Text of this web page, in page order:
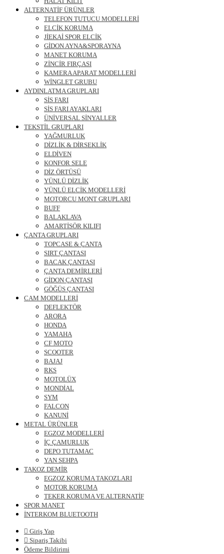
ALTERNATİF ÜRÜNLER
TELEFON TUTUCU MODELLERİ
ELCİK KORUMA
JİEKAİ SPOR ELCİK
GİDON AYNA&SPORAYNA
MANET KORUMA
ZİNCİR FIRÇASI
KAMERA APARAT MODELLERİ
WİNGLET GRUBU
AYDINLATMA GRUPLARI
SİS FARI
SİS FARI AYAKLARI
ÜNİVERSAL SİNYALLER
TEKSTİL GRUPLARI
YAĞMURLUK
DİZLİK & DİRSEKLİK
ELDİVEN
KONFOR SELE
DİZ ÖRTÜSÜ
YÜNLÜ DİZLİK
YÜNLÜ ELCİK MODELLERİ
MOTORCU MONT GRUPLARI
BUFF
BALAKLAVA
AMARTİSÖR KILIFI
ÇANTA GRUPLARI
TOPCASE & ÇANTA
SIRT ÇANTASI
BACAK ÇANTASI
ÇANTA DEMİRLERİ
GİDON ÇANTASI
GÖĞÜS ÇANTASI
CAM MODELLERİ
DEFLEKTÖR
ARORA
HONDA
YAMAHA
CF MOTO
SCOOTER
BAJAJ
RKS
MOTOLÜX
MONDİAL
SYM
FALCON
KANUNİ
METAL ÜRÜNLER
EGZOZ MODELLERİ
İÇ ÇAMURLUK
DEPO TUTAMAC
YAN SEHPA
TAKOZ DEMİR
EGZOZ KORUMA TAKOZLARI
MOTOR KORUMA
TEKER KORUMA VE ALTERNATİF
SPOR MANET
İNTERKOM BLUETOOTH
Giriş Yap
Sipariş Takibi
Ödeme Bildirimi